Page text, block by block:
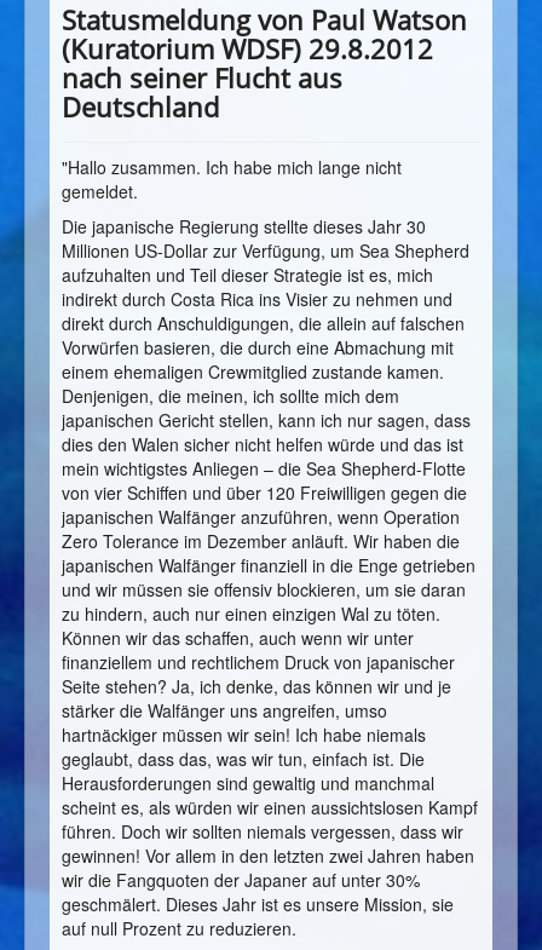
Statusmeldung von Paul Watson
(Kuratorium WDSF) 29.8.2012
nach seiner Flucht aus
Deutschland
"Hallo zusammen. Ich habe mich lange nicht
gemeldet.
Die japanische Regierung stellte dieses Jahr 30
Millionen US-Dollar zur Verfügung, um Sea Shepherd
aufzuhalten und Teil dieser Strategie ist es, mich
indirekt durch Costa Rica ins Visier zu nehmen und
direkt durch Anschuldigungen, die allein auf falschen
Vorwürfen basieren, die durch eine Abmachung mit
einem ehemaligen Crewmitglied zustande kamen.
Denjenigen, die meinen, ich sollte mich dem
japanischen Gericht stellen, kann ich nur sagen, dass
dies den Walen sicher nicht helfen würde und das ist
mein wichtigstes Anliegen – die Sea Shepherd-Flotte
von vier Schiffen und über 120 Freiwilligen gegen die
japanischen Walfänger anzuführen, wenn Operation
Zero Tolerance im Dezember anläuft. Wir haben die
japanischen Walfänger finanziell in die Enge getrieben
und wir müssen sie offensiv blockieren, um sie daran
zu hindern, auch nur einen einzigen Wal zu töten.
Können wir das schaffen, auch wenn wir unter
finanziellem und rechtlichem Druck von japanischer
Seite stehen? Ja, ich denke, das können wir und je
stärker die Walfänger uns angreifen, umso
hartnäckiger müssen wir sein! Ich habe niemals
geglaubt, dass das, was wir tun, einfach ist. Die
Herausforderungen sind gewaltig und manchmal
scheint es, als würden wir einen aussichtslosen Kampf
führen. Doch wir sollten niemals vergessen, dass wir
gewinnen! Vor allem in den letzten zwei Jahren haben
wir die Fangquoten der Japaner auf unter 30%
geschmälert. Dieses Jahr ist es unsere Mission, sie
auf null Prozent zu reduzieren.